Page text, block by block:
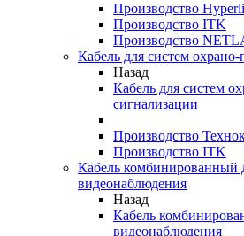
Производство
Производство ITK
Производство
Кабель для систем
Назад
Кабель для систем
сигнализации
Производство
Производство ITK
Кабель комбинированный
видеонаблюдения
Назад
Кабель
видеонаблюдения